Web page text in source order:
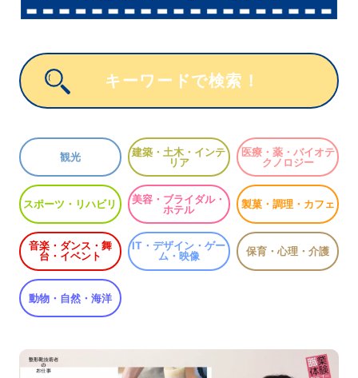
観光
建築・土木・インテ
リア
医療・薬・バイオテ
クノロジー
スポーツ・リハビリ
美容・ブライダル・
ホテル
製菓・調理・カフェ
音楽・ダンス・舞
台・イベント
IT・デザイン・ゲー
ム・映像
保育・心理・介護
動物・自然・海洋